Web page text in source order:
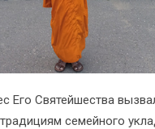
Его Святейшества
семейного